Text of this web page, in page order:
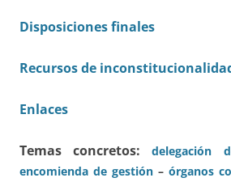
Disposiciones finales
Recursos de
Enlaces
Temas concretos: delegación
encomienda de gestión – órganos